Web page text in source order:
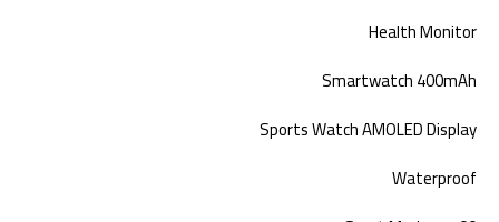
Health Monitor
Smartwatch 400mAh
Sports Watch AMOLED Display
Waterproof